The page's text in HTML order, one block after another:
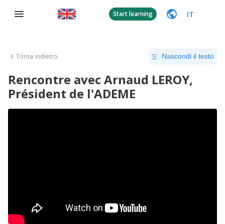
Start learning IT
Torna indietro Nascondi il testo
Rencontre avec Arnaud LEROY,
Président de l'ADEME